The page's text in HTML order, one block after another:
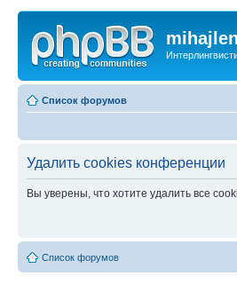
Список форумов
Удалить cookies конференции
Вы уверены, что хотите удалить все
Список форумов